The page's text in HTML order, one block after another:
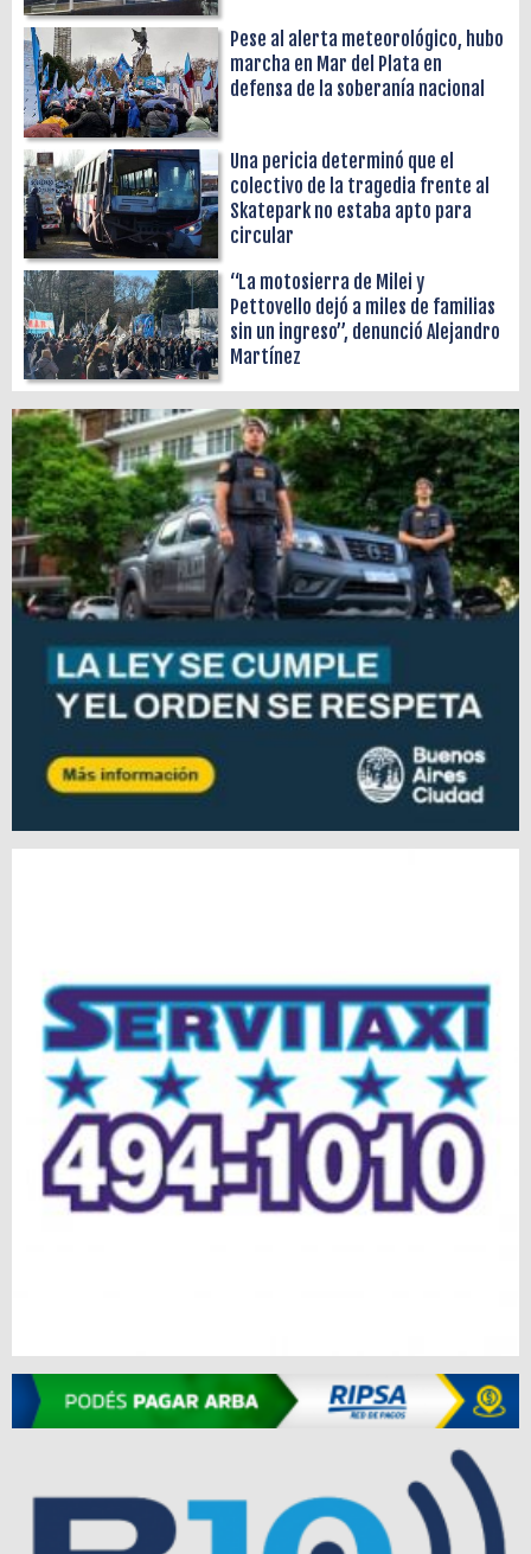
Pese al alerta meteorológico, hubo
marcha en Mar del Plata en
defensa de la soberanía nacional
Una pericia determinó que el
colectivo de la tragedia frente al
Skatepark no estaba apto para
circular
“La motosierra de Milei y
Pettovello dejó a miles de familias
sin un ingreso”, denunció Alejandro
Martínez